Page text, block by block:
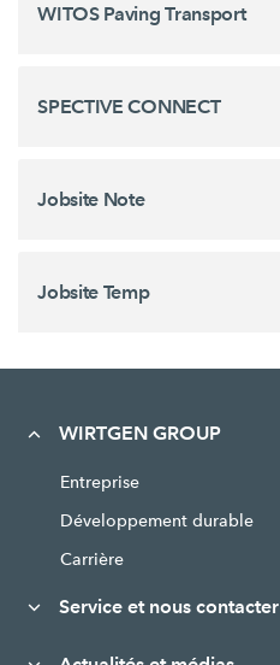
WITOS Paving Transport
SPECTIVE CONNECT
Jobsite Note
Jobsite Temp
WIRTGEN GROUP
Entreprise
Développement durable
Carrière
Service et nous contacter